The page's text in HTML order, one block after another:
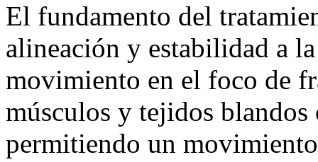
El fundamento del
alineación y estabilidad a
movimiento en el foco de
músculos y tejidos blandos
permitiendo un